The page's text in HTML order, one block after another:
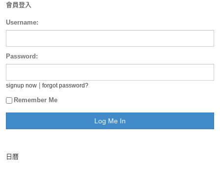
會員登入
Username:
Password:
signup now forgot password?
Remember Me
日曆